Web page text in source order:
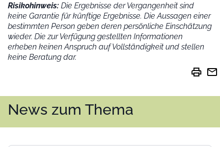
Risikohinweis: Die Ergebnisse der Vergangenheit sind
keine Garantie für künftige Ergebnisse. Die Aussagen einer
bestimmten Person geben deren persönliche Einschätzung
wieder. Die zur Verfügung gestellten Informationen
erheben keinen Anspruch auf Vollständigkeit und stellen
keine Beratung dar.
print mail
News zum Thema